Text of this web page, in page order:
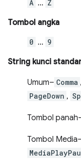
A … Z
Tombol angka
0 … 9
String kunci
Umum– Comma ,
PageDown ,
Tombol
Tombol